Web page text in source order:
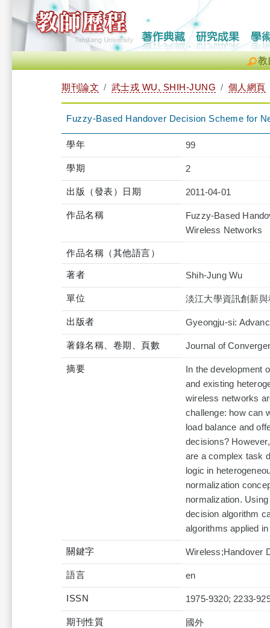
教
期刊論文 武士戎 WU, SHIH-JUNG 個人網頁
Fuzzy-Based Handover Decision Scheme for
學年 99
學期 2
出版（發表）日期 2011-04-01
作品名稱
Fuzzy-Based
Wireless Networks
作品名稱（其他語言）
著者 Shih-Jung Wu
單位 淡江大學資訊創新
出版者 Gyeongju-si:
著錄名稱、卷期、頁數 Journal of
摘要
In the development
and existing
wireless networks
challenge: how can
load balance and
decisions?
are a complex task
logic in
normalization
normalization.
decision algorithm
algorithms applied
關鍵字 Wireless;Handover
語言 en
ISSN 1975-9320; 2233-
期刊性質 國外